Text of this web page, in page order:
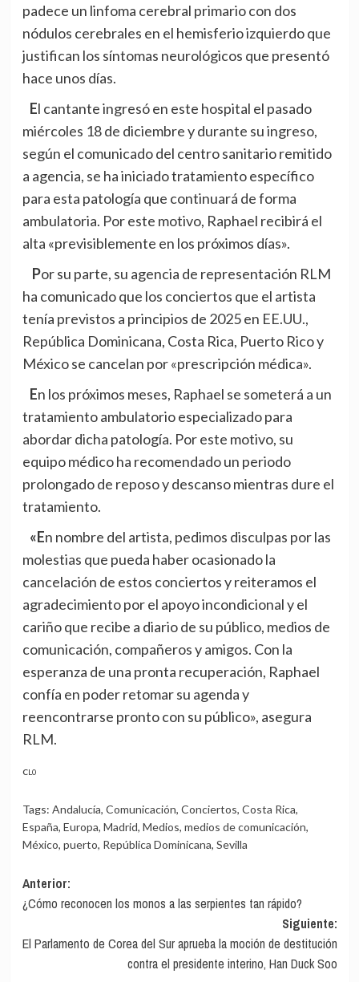
padece un linfoma cerebral primario con dos
nódulos cerebrales en el hemisferio izquierdo que
justifican los síntomas neurológicos que presentó
hace unos días.
El cantante ingresó en este hospital el pasado
miércoles 18 de diciembre y durante su ingreso,
según el comunicado del centro sanitario remitido
a agencia, se ha iniciado tratamiento específico
para esta patología que continuará de forma
ambulatoria. Por este motivo, Raphael recibirá el
alta «previsiblemente en los próximos días».
Por su parte, su agencia de representación RLM
ha comunicado que los conciertos que el artista
tenía previstos a principios de 2025 en EE.UU.,
República Dominicana, Costa Rica, Puerto Rico y
México se cancelan por «prescripción médica».
En los próximos meses, Raphael se someterá a un
tratamiento ambulatorio especializado para
abordar dicha patología. Por este motivo, su
equipo médico ha recomendado un periodo
prolongado de reposo y descanso mientras dure el
tratamiento.
«En nombre del artista, pedimos disculpas por las
molestias que pueda haber ocasionado la
cancelación de estos conciertos y reiteramos el
agradecimiento por el apoyo incondicional y el
cariño que recibe a diario de su público, medios de
comunicación, compañeros y amigos. Con la
esperanza de una pronta recuperación, Raphael
confía en poder retomar su agenda y
reencontrarse pronto con su público», asegura
RLM.
CL0
Tags: Andalucía, Comunicación, Conciertos, Costa Rica,
España, Europa, Madrid, Medios, medios de comunicación,
México, puerto, República Dominicana, Sevilla
Navegación
de
entradas
Anterior:
¿Cómo reconocen los monos a las serpientes tan rápido?
Siguiente:
El Parlamento de Corea del Sur aprueba la moción de destitución
contra el presidente interino, Han Duck Soo